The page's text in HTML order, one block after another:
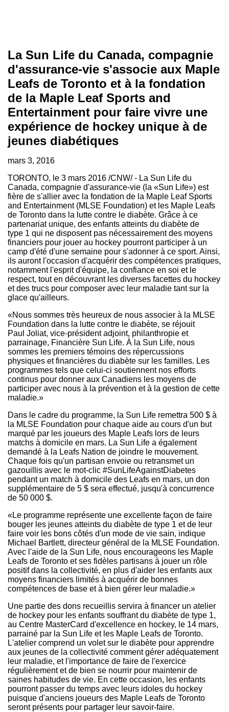
La Sun Life du Canada, compagnie
d'assurance-vie s'associe aux Maple
Leafs de Toronto et à la fondation
de la Maple Leaf Sports and
Entertainment pour faire vivre une
expérience de hockey unique à de
jeunes diabétiques
mars 3, 2016
TORONTO, le 3 mars 2016 /CNW/ - La Sun Life du
Canada, compagnie d'assurance-vie (la «Sun Life») est
fière de s'allier avec la fondation de la Maple Leaf Sports
and Entertainment (MLSE Foundation) et les Maple Leafs
de Toronto dans la lutte contre le diabète. Grâce à ce
partenariat unique, des enfants atteints du diabète de
type 1 qui ne disposent pas nécessairement des moyens
financiers pour jouer au hockey pourront participer à un
camp d'été d'une semaine pour s'adonner à ce sport. Ainsi,
ils auront l'occasion d'acquérir des compétences pratiques,
notamment l'esprit d'équipe, la confiance en soi et le
respect, tout en découvrant les diverses facettes du hockey
et des trucs pour composer avec leur maladie tant sur la
glace qu'ailleurs.
«Nous sommes très heureux de nous associer à la MLSE
Foundation dans la lutte contre le diabète, se réjouit
Paul Joliat, vice-président adjoint, philanthropie et
parrainage, Financière Sun Life. À la Sun Life, nous
sommes les premiers témoins des répercussions
physiques et financières du diabète sur les familles. Les
programmes tels que celui-ci soutiennent nos efforts
continus pour donner aux Canadiens les moyens de
participer avec nous à la prévention et à la gestion de cette
maladie.»
Dans le cadre du programme, la Sun Life remettra 500 $ à
la MLSE Foundation pour chaque aide au cours d'un but
marqué par les joueurs des Maple Leafs lors de leurs
matchs à domicile en mars. La Sun Life a également
demandé à la Leafs Nation de joindre le mouvement.
Chaque fois qu'un partisan envoie ou retransmet un
gazouillis avec le mot-clic #SunLifeAgainstDiabetes
pendant un match à domicile des Leafs en mars, un don
supplémentaire de 5 $ sera effectué, jusqu'à concurrence
de 50 000 $.
«Le programme représente une excellente façon de faire
bouger les jeunes atteints du diabète de type 1 et de leur
faire voir les bons côtés d'un mode de vie sain, indique
Michael Bartlett, directeur général de la MLSE Foundation.
Avec l'aide de la Sun Life, nous encourageons les Maple
Leafs de Toronto et ses fidèles partisans à jouer un rôle
positif dans la collectivité, en plus d'aider les enfants aux
moyens financiers limités à acquérir de bonnes
compétences de base et à bien gérer leur maladie.»
Une partie des dons recueillis servira à financer un atelier
de hockey pour les enfants souffrant du diabète de type 1,
au Centre MasterCard d'excellence en hockey, le 14 mars,
parrainé par la Sun Life et les Maple Leafs de Toronto.
L'atelier comprend un volet sur le diabète pour apprendre
aux jeunes de la collectivité comment gérer adéquatement
leur maladie, et l'importance de faire de l'exercice
régulièrement et de bien se nourrir pour maintenir de
saines habitudes de vie. En cette occasion, les enfants
pourront passer du temps avec leurs idoles du hockey
puisque d'anciens joueurs des Maple Leafs de Toronto
seront présents pour partager leur savoir-faire.